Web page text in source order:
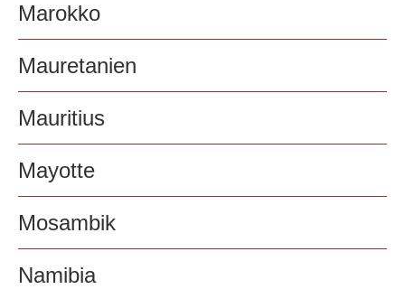
Marokko
Mauretanien
Mauritius
Mayotte
Mosambik
Namibia